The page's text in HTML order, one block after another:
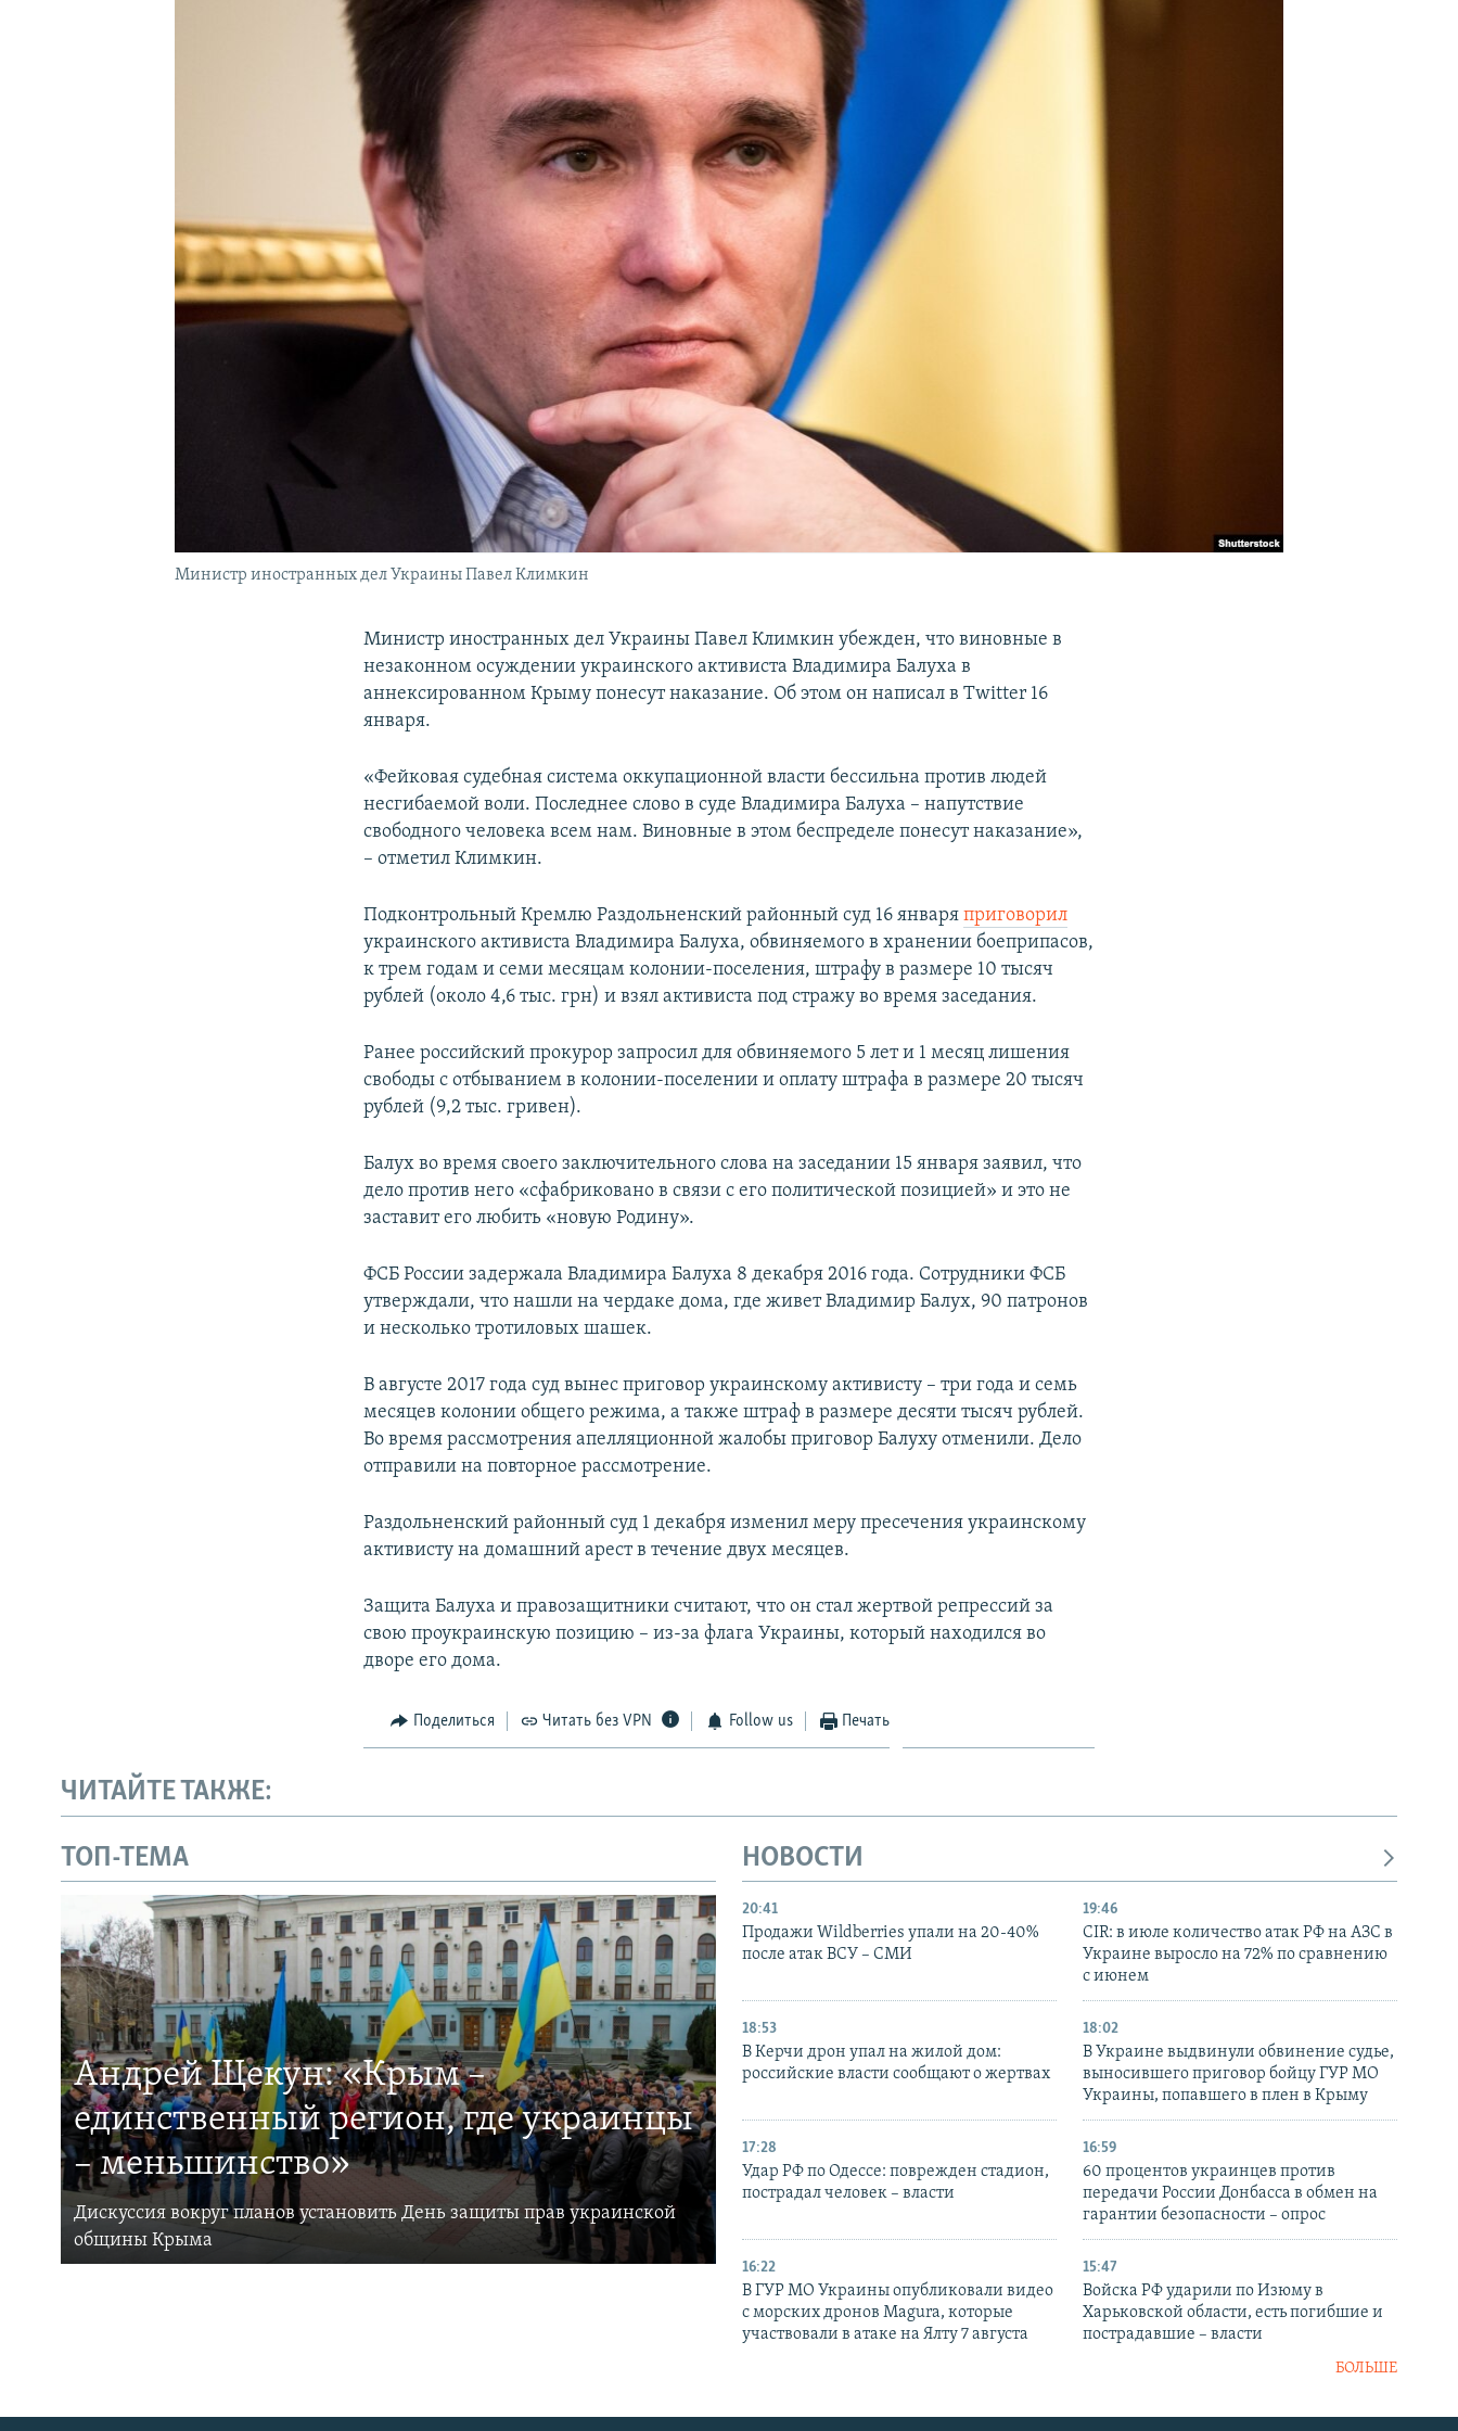
Министр иностранных дел Украины Павел Климкин
Министр иностранных дел Украины Павел Климкин убежден, что виновные в
незаконном осуждении украинского активиста Владимира Балуха в
аннексированном Крыму понесут наказание. Об этом он написал в Twitter 16
января.
«Фейковая судебная система оккупационной власти бессильна против людей
несгибаемой воли. Последнее слово в суде Владимира Балуха – напутствие
свободного человека всем нам. Виновные в этом беспределе понесут наказание»,
– отметил Климкин.
Подконтрольный Кремлю Раздольненский районный суд 16 январяприговорил
украинского активиста Владимира Балуха, обвиняемого в хранении боеприпасов,
к трем годам и семи месяцам колонии-поселения, штрафу в размере 10 тысяч
рублей (около 4,6 тыс. грн) и взял активиста под стражу во время заседания.
Ранее российский прокурор запросил для обвиняемого 5 лет и 1 месяц лишения
свободы с отбыванием в колонии-поселении и оплату штрафа в размере 20 тысяч
рублей (9,2 тыс. гривен).
Балух во время своего заключительного слова на заседании 15 января заявил, что
дело против него «сфабриковано в связи с его политической позицией» и это не
заставит его любить «новую Родину».
ФСБ России задержала Владимира Балуха 8 декабря 2016 года. Сотрудники ФСБ
утверждали, что нашли на чердаке дома, где живет Владимир Балух, 90 патронов
и несколько тротиловых шашек.
В августе 2017 года суд вынес приговор украинскому активисту – три года и семь
месяцев колонии общего режима, а также штраф в размере десяти тысяч рублей.
Во время рассмотрения апелляционной жалобы приговор Балуху отменили. Дело
отправили на повторное рассмотрение.
Раздольненский районный суд 1 декабря изменил меру пресечения украинскому
активисту на домашний арест в течение двух месяцев.
Защита Балуха и правозащитники считают, что он стал жертвой репрессий за
свою проукраинскую позицию – из-за флага Украины, который находился во
дворе его дома.
Поделиться Читать без VPN Follow us Печать
ЧИТАЙТЕ ТАКЖЕ:
ТОП-ТЕМА
Андрей Щекун: «Крым –
единственный регион, где украинцы
– меньшинство»
Дискуссия вокруг планов установить День защиты прав украинской
общины Крыма
НОВОСТИ
20:41
Продажи Wildberries упали на 20-40%
после атак ВСУ – СМИ
19:46
CIR: в июле количество атак РФ на АЗС в
Украине выросло на 72% по сравнению
с июнем
18:53
В Керчи дрон упал на жилой дом:
российские власти сообщают о жертвах
18:02
В Украине выдвинули обвинение судье,
выносившего приговор бойцу ГУР МО
Украины, попавшего в плен в Крыму
17:28
Удар РФ по Одессе: поврежден стадион,
пострадал человек – власти
16:59
60 процентов украинцев против
передачи России Донбасса в обмен на
гарантии безопасности – опрос
16:22
В ГУР МО Украины опубликовали видео
с морских дронов Magura, которые
участвовали в атаке на Ялту 7 августа
15:47
Войска РФ ударили по Изюму в
Харьковской области, есть погибшие и
пострадавшие – власти
БОЛЬШЕ